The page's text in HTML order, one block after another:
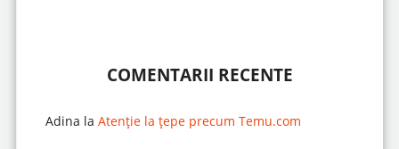
COMENTARII RECENTE
Adina la Atenție la țepe precum Temu.com